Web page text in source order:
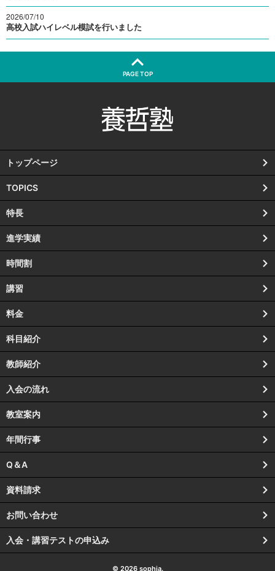
2026/07/10
高校入試ハイレベル模試を行いました
PAGE TOP
トップページ
TOPICS
特長
進学実績
時間割
講習
料金
科目紹介
教師紹介
入会の流れ
教室案内
年間行事
Q＆A
資料請求
お問い合わせ
入会・講習テストの申込み
© 2026 sophia.